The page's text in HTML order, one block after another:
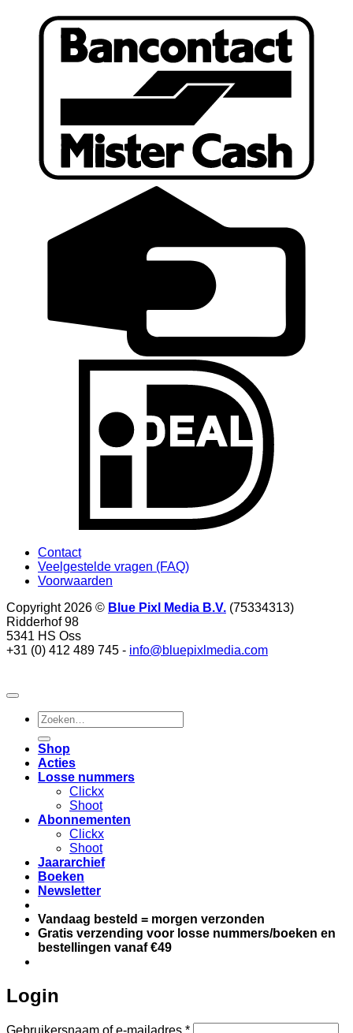
Contact
Veelgestelde vragen (FAQ)
Voorwaarden
Copyright 2026 © Blue Pixl Media B.V. (75334313)
Ridderhof 98
5341 HS Oss
+31 (0) 412 489 745 - info@bluepixlmedia.com
Zoeken
naar:
Shop
Acties
Losse nummers
Clickx
Shoot
Abonnementen
Clickx
Shoot
Jaararchief
Boeken
Newsletter
Vandaag besteld = morgen verzonden
Gratis verzending voor losse nummers/boeken en
bestellingen vanaf €49
Login
Gebruikersnaam of e-mailadres *Vereist